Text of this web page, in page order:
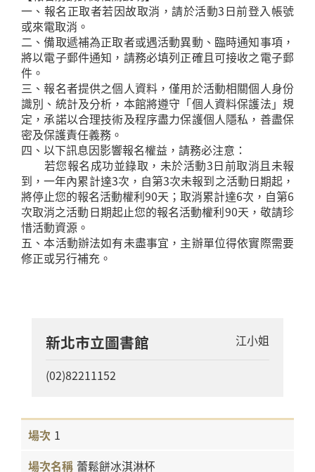
一、報名正取者若因故取消，請於活動3日前登入帳號
或來電取消。
二、備取遞補為正取者或遇活動異動、臨時通知事項，
將以電子郵件通知，請務必填列正確且可接收之電子郵
件。
三、報名者提供之個人資料，僅用於活動相關個人身份
識別、統計及分析，本館將遵守「個人資料保護法」規
定，承諾以合理技術及程序盡力保護個人隱私，善盡保
密及保護責任義務。
四、以下訊息因影響報名權益，請務必注意：
若您報名成功並錄取，未於活動3日前取消且未報
到，一年內累計達3次，自第3次未報到之活動日期起，
將停止您的報名活動權利90天；取消累計達6次，自第6
次取消之活動日期起止您的報名活動權利90天，敬請珍
惜活動資源。
五、本活動辦法如有未盡事宜，主辦單位得依實際需要
修正或另行補充。
新北市立圖書館 江小姐
(02)82211152
1
蕾鬆餅冰淇淋杯